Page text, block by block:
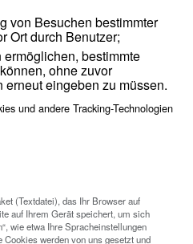
erforderliche
Pop-ups anzeigen, da keine
müssen.
werden, können Sie Ihre
Cookies werden
erfüllen, wie z. B.:
Mustern und Trends
oder Funktionen der